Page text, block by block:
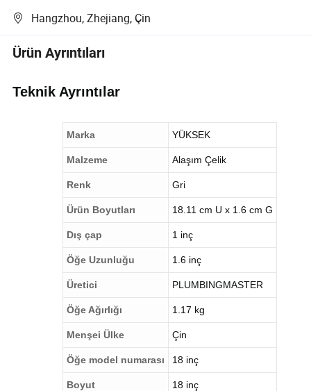
Hangzhou, Zhejiang, Çin
Ürün Ayrıntıları
Teknik Ayrıntılar
Marka YÜKSEK
Malzeme Alaşım Çelik
Renk Gri
Ürün Boyutları 18.11 cm U x 1.6 cm G
Dış çap 1 inç
Öğe Uzunluğu 1.6 inç
Üretici PLUMBINGMASTER
Öğe Ağırlığı 1.17 kg
Menşei Ülke Çin
Öğe model numarası 18 inç
Boyut 18 inç